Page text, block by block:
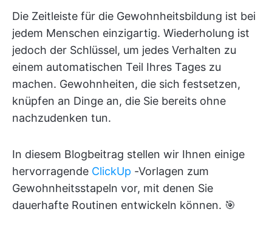
Die Zeitleiste für die Gewohnheitsbildung ist bei
jedem Menschen einzigartig. Wiederholung ist
jedoch der Schlüssel, um jedes Verhalten zu
einem automatischen Teil Ihres Tages zu
machen. Gewohnheiten, die sich festsetzen,
knüpfen an Dinge an, die Sie bereits ohne
nachzudenken tun.
In diesem Blogbeitrag stellen wir Ihnen einige
hervorragende ClickUp -Vorlagen zum
Gewohnheitsstapeln vor, mit denen Sie
dauerhafte Routinen entwickeln können. 🎯